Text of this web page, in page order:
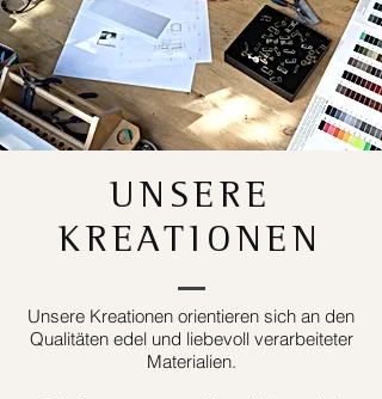
UNSERE
KREATIONEN
Unsere Kreationen orientieren sich an den
Qualitäten edel und liebevoll verarbeiteter
Materialien.